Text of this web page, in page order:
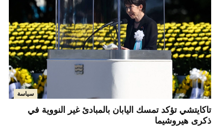
سياسة
تاكايتشي تؤكد تمسك اليابان بالمبادئ غير النووية في
ذكرى هيروشيما